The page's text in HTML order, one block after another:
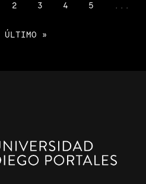
2 3 4 5
ÚLTIMO »